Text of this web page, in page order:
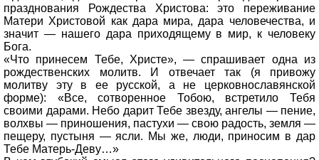
празднования Рождества Христова: это переживание
Матери Христовой как дара мира, дара человечества, и
значит — нашего дара приходящему в мир, к человеку
Бога.
«Что принесем Тебе, Христе», — спрашивает одна из
рождественских молитв. И отвечает так (я привожу
молитву эту в ее русской, а не церковнославянской
форме): «Все, сотворенное Тобою, встретило Тебя
своими дарами. Небо дарит Тебе звезду, ангелы — пение,
волхвы — приношения, пастухи — свою радость, земля —
пещеру, пустыня — ясли. Мы же, люди, приносим в дар
Тебе Матерь-Деву…»